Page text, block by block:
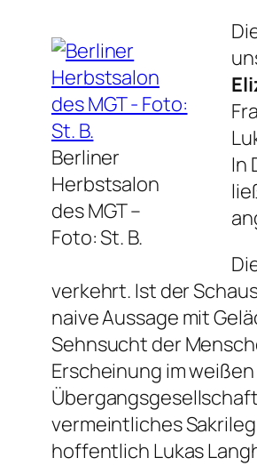
Berliner
Herbstsalon
des MGT –
Foto: St. B.
In
verkehrt. Ist der
naive Aussage mit
Sehnsucht der
Erscheinung im
vermeintliches
hoffentlich Lukas